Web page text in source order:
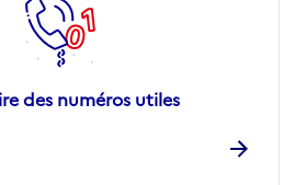
des numéros utiles